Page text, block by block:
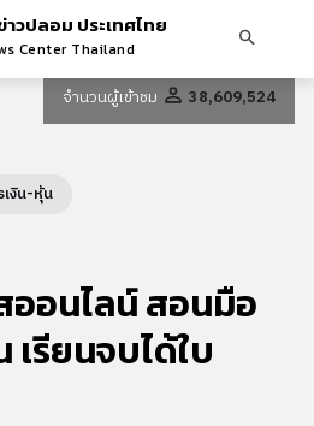
วปลอม ประเทศไทย
Center Thailand
จำนวนผู้เข้าชม 38,609,524
เงิน-หุ้น
ออนไลน์ สอนมือ
เรียนจบได้ใบ